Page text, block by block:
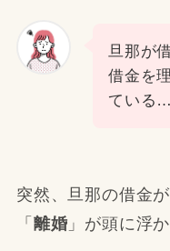
旦那が
借金を
ている…
突然、旦那の借金
「 離婚 」が頭に浮